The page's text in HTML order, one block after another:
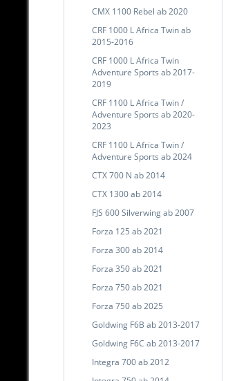
CMX 1100 Rebel ab 2020
CRF 1000 L Africa Twin ab
2015-2016
CRF 1000 L Africa Twin
Adventure Sports ab 2017-
2019
CRF 1100 L Africa Twin /
Adventure Sports ab 2020-
2023
CRF 1100 L Africa Twin /
Adventure Sports ab 2024
CTX 700 N ab 2014
CTX 1300 ab 2014
FJS 600 Silverwing ab 2007
Forza 125 ab 2021
Forza 300 ab 2014
Forza 350 ab 2021
Forza 750 ab 2021
Forza 750 ab 2025
Goldwing F6B ab 2013-2017
Goldwing F6C ab 2013-2017
Integra 700 ab 2012